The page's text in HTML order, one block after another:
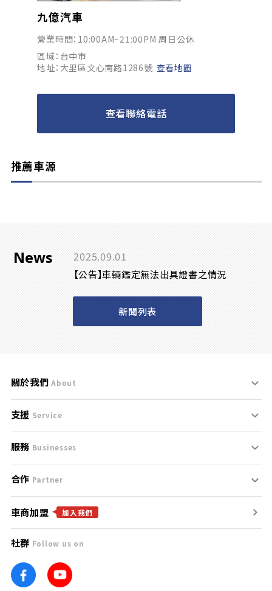
九億汽車
營業時間：10:00AM~21:00PM 周日公休
區域：台中市
地址：大里區文心南路1286號 查看地圖
查看聯絡電話
推薦車源
News 2025.09.01
【公告】車輛鑑定無法出具證書之情況
新聞列表
關於我們 About
刊登規範
服務條款
免責聲明
隱私權政策
團隊
車訊網
支援 Service
支援中心
聯絡我們
服務 Businesses
什麼是Goo鑑定？
找好車
找好店
找海外車
合作 Partner
合作夥伴
廣告合作
車商加盟 加入我們
社群 Follow us on